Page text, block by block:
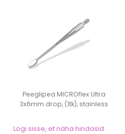
Peeglipea MICROflex Ultra
3x6mm drop, (1tk), stainless
Logi sisse, et näha hindasid